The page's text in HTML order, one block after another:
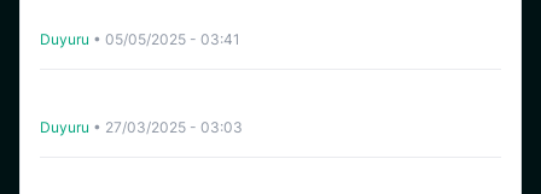
Duyuru • 05/05/2025 - 03:41
Duyuru • 27/03/2025 - 03:03